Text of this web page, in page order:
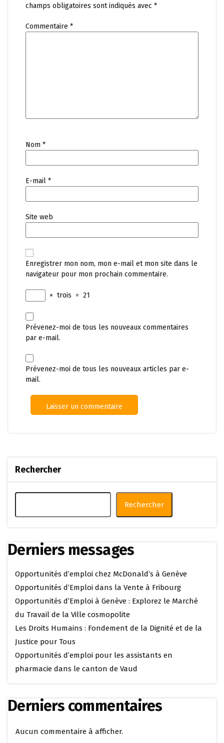
champs obligatoires sont indiqués avec *
Commentaire *
Nom *
E-mail *
Site web
Enregistrer mon nom, mon e-mail et mon site dans le
navigateur pour mon prochain commentaire.
× trois = 21
Prévenez-moi de tous les nouveaux commentaires
par e-mail.
Prévenez-moi de tous les nouveaux articles par e-
mail.
Rechercher
Rechercher
Derniers messages
Opportunités d’emploi chez McDonald’s à Genève
Opportunités d’Emploi dans la Vente à Fribourg
Opportunités d’Emploi à Genève : Explorez le Marché
du Travail de la Ville cosmopolite
Les Droits Humains : Fondement de la Dignité et de la
Justice pour Tous
Opportunités d’emploi pour les assistants en
pharmacie dans le canton de Vaud
Derniers commentaires
Aucun commentaire à afficher.